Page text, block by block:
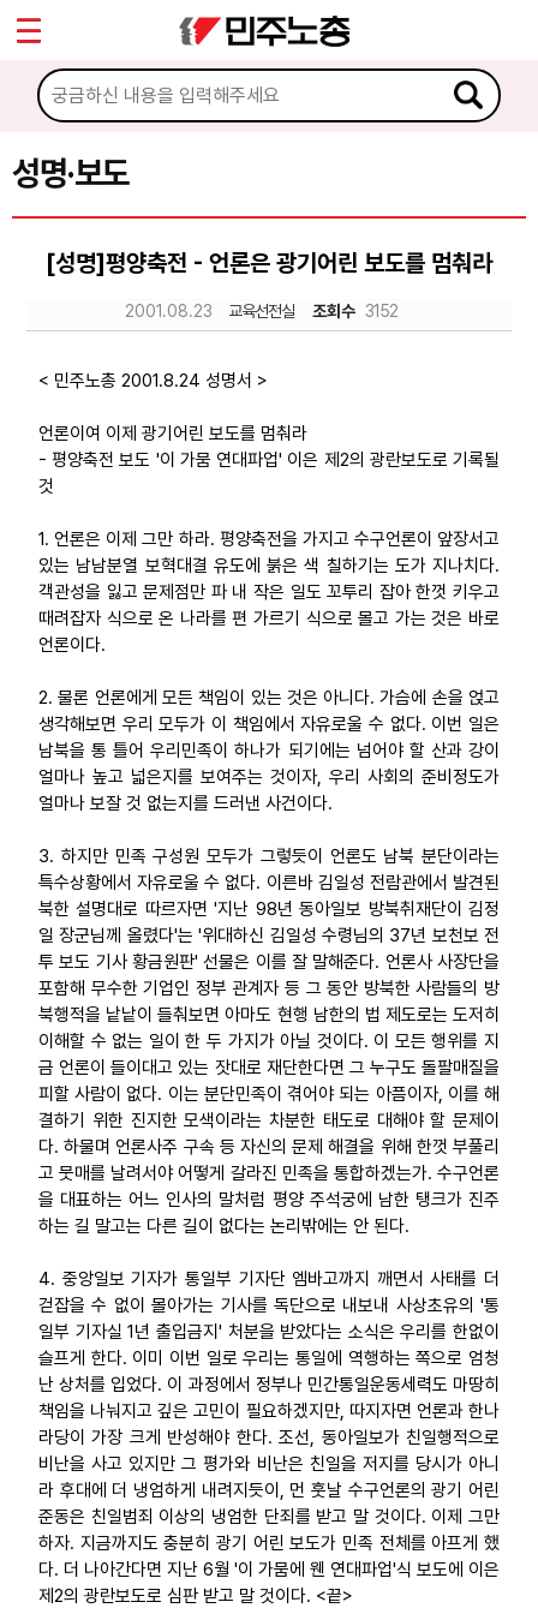
성명·보도
[성명]평양축전 - 언론은 광기어린 보도를 멈춰라
2001.08.23 교육선전실 조회수 3152
< 민주노총 2001.8.24 성명서 >
언론이여 이제 광기어린 보도를 멈춰라
- 평양축전 보도 '이 가뭄 연대파업' 이은 제2의 광란보도로 기록될
것
1. 언론은 이제 그만 하라. 평양축전을 가지고 수구언론이 앞장서고
있는 남남분열 보혁대결 유도에 붉은 색 칠하기는 도가 지나치다.
객관성을 잃고 문제점만 파 내 작은 일도 꼬투리 잡아 한껏 키우고
때려잡자 식으로 온 나라를 편 가르기 식으로 몰고 가는 것은 바로
언론이다.
2. 물론 언론에게 모든 책임이 있는 것은 아니다. 가슴에 손을 얹고
생각해보면 우리 모두가 이 책임에서 자유로울 수 없다. 이번 일은
남북을 통 틀어 우리민족이 하나가 되기에는 넘어야 할 산과 강이
얼마나 높고 넓은지를 보여주는 것이자, 우리 사회의 준비정도가
얼마나 보잘 것 없는지를 드러낸 사건이다.
3. 하지만 민족 구성원 모두가 그렇듯이 언론도 남북 분단이라는
특수상황에서 자유로울 수 없다. 이른바 김일성 전람관에서 발견된
북한 설명대로 따르자면 '지난 98년 동아일보 방북취재단이 김정
일 장군님께 올렸다'는 '위대하신 김일성 수령님의 37년 보천보 전
투 보도 기사 황금원판' 선물은 이를 잘 말해준다. 언론사 사장단을
포함해 무수한 기업인 정부 관계자 등 그 동안 방북한 사람들의 방
북행적을 낱낱이 들춰보면 아마도 현행 남한의 법 제도로는 도저히
이해할 수 없는 일이 한 두 가지가 아닐 것이다. 이 모든 행위를 지
금 언론이 들이대고 있는 잣대로 재단한다면 그 누구도 돌팔매질을
피할 사람이 없다. 이는 분단민족이 겪어야 되는 아픔이자, 이를 해
결하기 위한 진지한 모색이라는 차분한 태도로 대해야 할 문제이
다. 하물며 언론사주 구속 등 자신의 문제 해결을 위해 한껏 부풀리
고 뭇매를 날려서야 어떻게 갈라진 민족을 통합하겠는가. 수구언론
을 대표하는 어느 인사의 말처럼 평양 주석궁에 남한 탱크가 진주
하는 길 말고는 다른 길이 없다는 논리밖에는 안 된다.
4. 중앙일보 기자가 통일부 기자단 엠바고까지 깨면서 사태를 더
걷잡을 수 없이 몰아가는 기사를 독단으로 내보내 사상초유의 '통
일부 기자실 1년 출입금지' 처분을 받았다는 소식은 우리를 한없이
슬프게 한다. 이미 이번 일로 우리는 통일에 역행하는 쪽으로 엄청
난 상처를 입었다. 이 과정에서 정부나 민간통일운동세력도 마땅히
책임을 나눠지고 깊은 고민이 필요하겠지만, 따지자면 언론과 한나
라당이 가장 크게 반성해야 한다. 조선, 동아일보가 친일행적으로
비난을 사고 있지만 그 평가와 비난은 친일을 저지를 당시가 아니
라 후대에 더 냉엄하게 내려지듯이, 먼 훗날 수구언론의 광기 어린
준동은 친일범죄 이상의 냉엄한 단죄를 받고 말 것이다. 이제 그만
하자. 지금까지도 충분히 광기 어린 보도가 민족 전체를 아프게 했
다. 더 나아간다면 지난 6월 '이 가뭄에 웬 연대파업'식 보도에 이은
제2의 광란보도로 심판 받고 말 것이다. <끝>
마이페이지
소개
소식
공지사항
성명·보도
노동상담
자료
업무
Sketchbook5, 스케치북5
Sketchbook5, 스케치북5